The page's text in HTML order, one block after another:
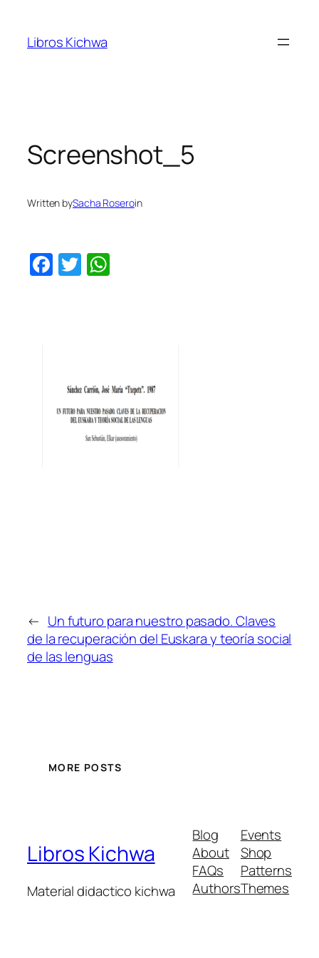
content
Libros Kichwa
Screenshot_5
Written bySacha Roseroin
Facebook
Twitter
← Un futuro para nuestro pasado. Claves
de la recuperación del Euskara y teoría social
de las lenguas
MORE POSTS
Libros Kichwa
Material didactico kichwa
Blog
About
FAQs
Authors
Events
Shop
Patterns
Themes